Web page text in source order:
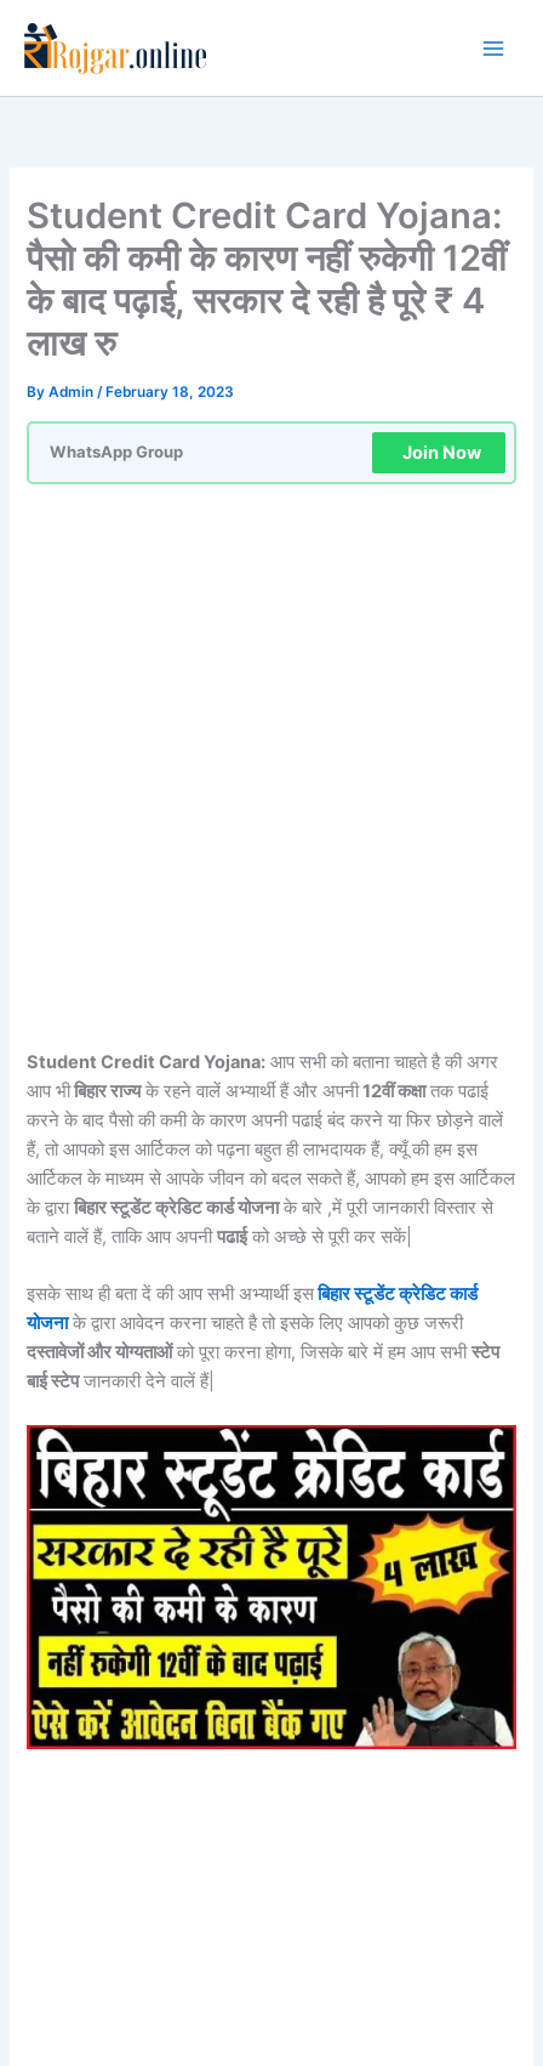
content
Student Credit Card Yojana:
पैसो की कमी के कारण नहीं रुकेगी 12वीं
के बाद पढ़ाई, सरकार दे रही है पूरे ₹ 4
लाख रु
ByAdmin/ February 18, 2023
WhatsApp Group Join Now
Student Credit Card Yojana: आप सभी को बताना चाहते है की अगर
आप भीबिहार राज्यके रहने वालें अभ्यार्थी हैं और अपनी12वीं कक्षातक पढाई
करने के बाद पैसो की कमी के कारण अपनी पढाई बंद करने या फिर छोड़ने वालें
हैं, तो आपको इस आर्टिकल को पढ़ना बहुत ही लाभदायक हैं, क्यूँ की हम इस
आर्टिकल के माध्यम से आपके जीवन को बदल सकते हैं, आपको हम इस आर्टिकल
के द्वाराबिहार स्टूडेंट क्रेडिट कार्ड योजनाके बारे ,में पूरी जानकारी विस्तार से
बताने वालें हैं, ताकि आप अपनीपढाईको अच्छे से पूरी कर सकें|
इसके साथ ही बता दें की आप सभी अभ्यार्थी इसबिहार स्टूडेंट क्रेडिट कार्ड
योजनाके द्वारा आवेदन करना चाहते है तो इसके लिए आपको कुछ जरूरी
दस्तावेजों और योग्यताओंको पूरा करना होगा, जिसके बारे में हम आप सभीस्टेप
बाई स्टेपजानकारी देने वालें हैं|